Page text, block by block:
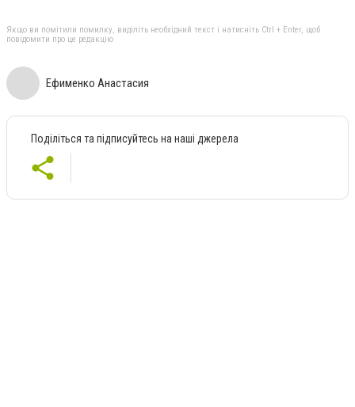
Якщо ви помітили помилку, виділіть необхідний текст і натисніть Ctrl + Enter, щоб
повідомити про це редакцію
Ефименко Анастасия
Поділіться та підписуйтесь на наші джерела